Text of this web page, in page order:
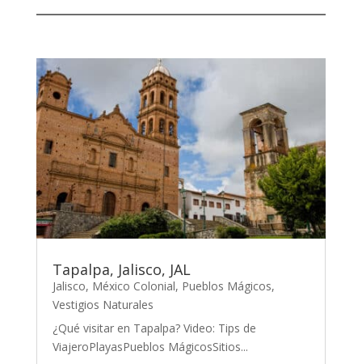
Tapalpa, Jalisco, JAL
Jalisco, México Colonial, Pueblos Mágicos,
Vestigios Naturales
¿Qué visitar en Tapalpa? Video: Tips de
ViajeroPlayasPueblos MágicosSitios...